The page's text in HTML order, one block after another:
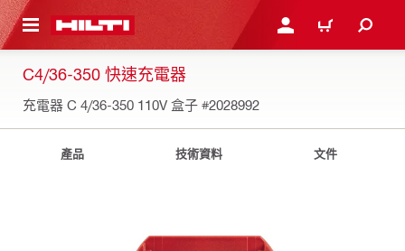
主要內容 登入或註冊購物車
C4/36-350 快速充電器
充電器 C 4/36-350 110V 盒子 #2028992
產品 技術資料 文件